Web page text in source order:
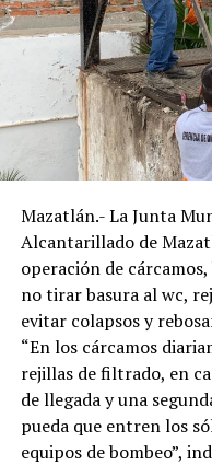
Mazatlán.- La Junta
Alcantarillado de
operación de
no tirar basura al wc,
evitar colapsos y
“En los cárcamos
rejillas de filtrado, en
de llegada y una
pueda que entren los
equipos de bombeo”,